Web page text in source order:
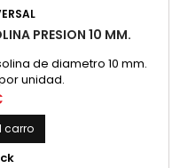
PRESION 10 MM.
de diametro 10 mm.
unidad.
carro